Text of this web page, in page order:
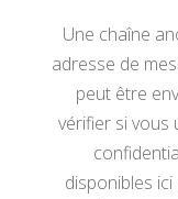
Une chaîne
adresse de
peut être
vérifier si vous
disponibles